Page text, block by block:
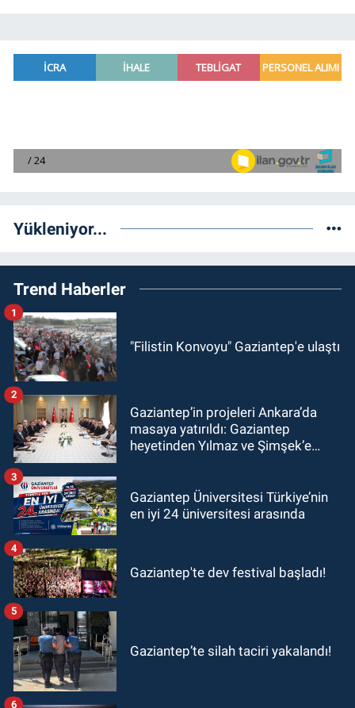
Yükleniyor...
Trend Haberler
"Filistin Konvoyu" Gaziantep'e ulaştı
1
Gaziantep’in projeleri Ankara’da
masaya yatırıldı: Gaziantep
heyetinden Yılmaz ve Şimşek’e
2
Gaziantep Üniversitesi Türkiye’nin
en iyi 24 üniversitesi arasında
3
Gaziantep'te dev festival başladı!
4
Gaziantep’te silah taciri yakalandı!
5
6